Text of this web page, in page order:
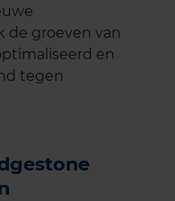
de groeven van
en
tegen